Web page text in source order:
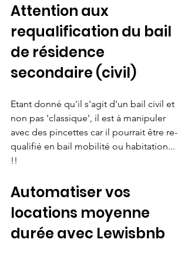
Attention aux
requalification du bail
de résidence
secondaire (civil)
Etant donné qu'il s'agit d'un bail civil et
non pas 'classique', il est à manipuler
avec des pincettes car il pourrait être re-
qualifié en bail mobilité ou habitation...
!!
Automatiser vos
locations moyenne
durée avec Lewisbnb